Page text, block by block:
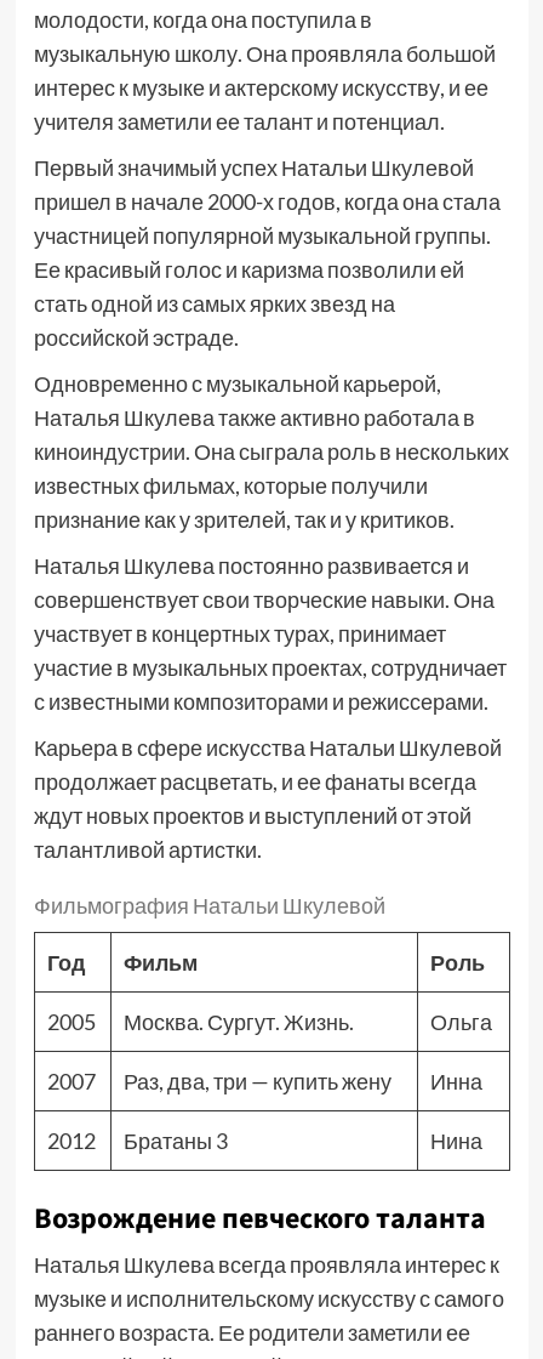
молодости, когда она поступила в
музыкальную школу. Она проявляла большой
интерес к музыке и актерскому искусству, и ее
учителя заметили ее талант и потенциал.
Первый значимый успех Натальи Шкулевой
пришел в начале 2000-х годов, когда она стала
участницей популярной музыкальной группы.
Ее красивый голос и каризма позволили ей
стать одной из самых ярких звезд на
российской эстраде.
Одновременно с музыкальной карьерой,
Наталья Шкулева также активно работала в
киноиндустрии. Она сыграла роль в нескольких
известных фильмах, которые получили
признание как у зрителей, так и у критиков.
Наталья Шкулева постоянно развивается и
совершенствует свои творческие навыки. Она
участвует в концертных турах, принимает
участие в музыкальных проектах, сотрудничает
с известными композиторами и режиссерами.
Карьера в сфере искусства Натальи Шкулевой
продолжает расцветать, и ее фанаты всегда
ждут новых проектов и выступлений от этой
талантливой артистки.
Фильмография Натальи Шкулевой
Год Фильм Роль
2005 Москва. Сургут. Жизнь. Ольга
2007 Раз, два, три — купить жену Инна
2012 Братаны 3 Нина
Возрождение певческого таланта
Наталья Шкулева всегда проявляла интерес к
музыке и исполнительскому искусству с самого
раннего возраста. Ее родители заметили ее